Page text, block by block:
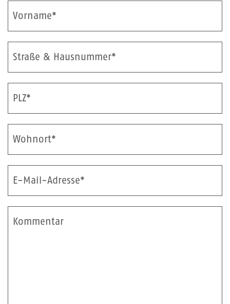
Vorname*
Straße & Hausnummer*
PLZ*
Wohnort*
E-Mail-Adresse*
Kommentar